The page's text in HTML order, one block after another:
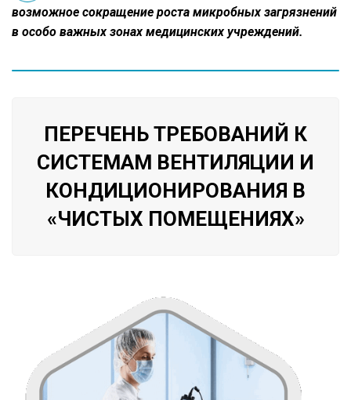
возможное сокращение роста микробных загрязнений
в особо важных зонах медицинских учреждений.
ПЕРЕЧЕНЬ ТРЕБОВАНИЙ К
СИСТЕМАМ ВЕНТИЛЯЦИИ И
КОНДИЦИОНИРОВАНИЯ В
«ЧИСТЫХ ПОМЕЩЕНИЯХ»